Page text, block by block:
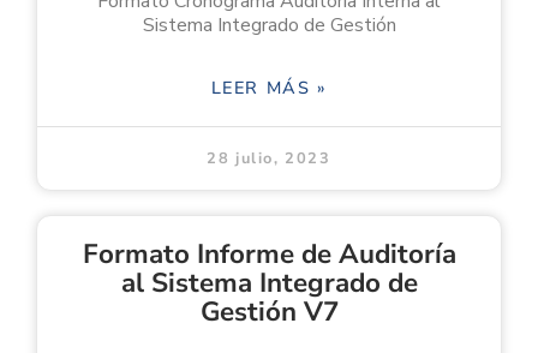
Sistema Integrado de Gestión
LEER MÁS »
28 julio, 2023
Formato Informe de Auditoría
al Sistema Integrado de
Gestión V7